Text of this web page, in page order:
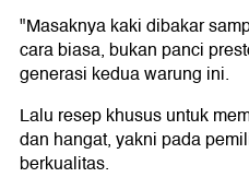
"Masaknya kaki dibakar
cara biasa, bukan panci
generasi kedua warung ini.
Lalu resep khusus untuk
dan hangat, yakni pada
berkualitas.